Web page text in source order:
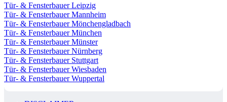
Tür- & Fensterbauer Leipzig
Tür- & Fensterbauer Mannheim
Tür- & Fensterbauer Mönchengladbach
Tür- & Fensterbauer München
Tür- & Fensterbauer Münster
Tür- & Fensterbauer Nürnberg
Tür- & Fensterbauer Stuttgart
Tür- & Fensterbauer Wiesbaden
Tür- & Fensterbauer Wuppertal